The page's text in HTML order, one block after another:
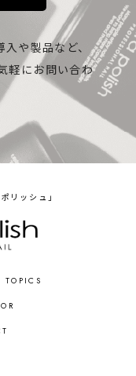
や製品など、
軽にお問い合わ
リッシュ」
TOPICS